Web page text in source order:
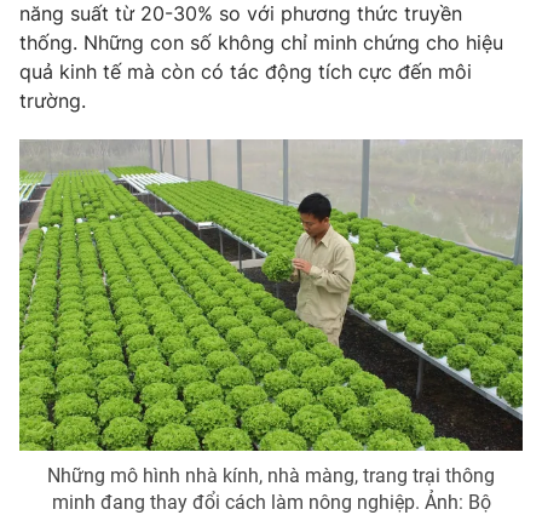
năng suất từ 20-30% so với phương thức truyền
thống. Những con số không chỉ minh chứng cho hiệu
quả kinh tế mà còn có tác động tích cực đến môi
trường.
Những mô hình nhà kính, nhà màng, trang trại thông
minh đang thay đổi cách làm nông nghiệp. Ảnh: Bộ